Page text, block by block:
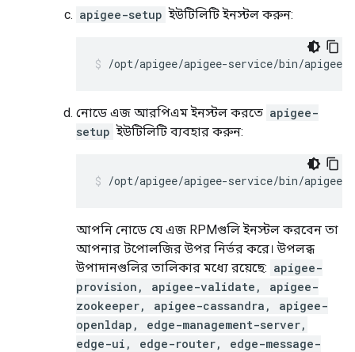
apigee-setup ইউটিলিটি ইনস্টল করুন:
/opt/apigee/apigee-service/bin/
নোডে এজ আরপিএম ইনস্টল করতে apigee-
setup ইউটিলিটি ব্যবহার করুন:
/opt/apigee/apigee-service/bin/
আপনি নোডে যে এজ RPMগুলি ইনস্টল করবেন তা
আপনার টপোলজির উপর নির্ভর করে। উপলব্ধ
উপাদানগুলির তালিকার মধ্যে রয়েছে: apigee-
provision, apigee-validate, apigee-
zookeeper, apigee-cassandra, apigee-
openldap, edge-management-server,
edge-ui, edge-router, edge-message-